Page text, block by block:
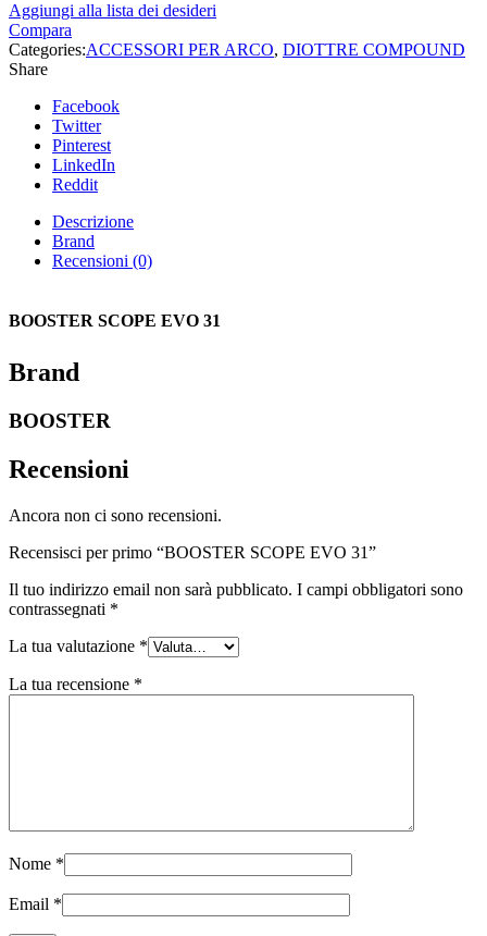
Aggiungi alla lista dei desideri
Compara
Categories:ACCESSORI PER ARCO, DIOTTRE COMPOUND
Share
Facebook
Twitter
Pinterest
LinkedIn
Reddit
Descrizione
Brand
Recensioni (0)
BOOSTER SCOPE EVO 31
Brand
BOOSTER
Recensioni
Ancora non ci sono recensioni.
Recensisci per primo “BOOSTER SCOPE EVO 31”
Il tuo indirizzo email non sarà pubblicato. I campi obbligatori sono
contrassegnati *
La tua valutazione *
La tua recensione *
Nome *
Email *